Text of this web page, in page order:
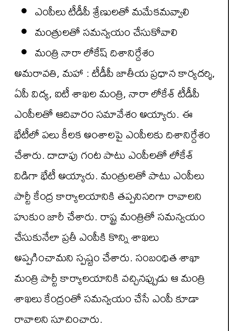
ఎంపీలు టీడీపీ శ్రేణులతో మమేకమవ్వాలి
మంత్రులతో సమన్వయం చేసుకోవాలి
మంత్రి నారా లోకేష్ దిశానిర్దేశం
అమరావతి, మహా : టీడీపీ జాతీయ ప్రధాన కార్యదర్శి,
ఏపీ విద్య, ఐటీ శాఖల మంత్రి, నారా లోకేశ్ టీడీపీ
ఎంపీలతో ఆదివారం సమావేశం అయ్యారు. ఈ
భేటీలో పలు కీలక అంశాలపై ఎంపీలకు దిశానిర్దేశం
చేశారు. దాదాపు గంట పాటు ఎంపీలతో లోకేశ్
విడిగా భేటీ అయ్యారు. మంత్రులతో పాటు ఎంపీలు
పార్టీ కేంద్ర కార్యాలయానికి తప్పనిసరిగా రావాలని
హుకుం జారీ చేశారు. రాష్ట్ర మంత్రితో సమన్వయం
చేసుకునేలా ప్రతీ ఎంపీకి కొన్ని శాఖలు
అప్పగించామని స్పష్టం చేశారు. సంబంధిత శాఖా
మంత్రి పార్టీ కార్యాలయానికి వచ్చినప్పుడు ఆ మంత్రి
శాఖలు కేంద్రంతో సమన్వయం చేసే ఎంపీ కూడా
రావాలని సూచించారు.